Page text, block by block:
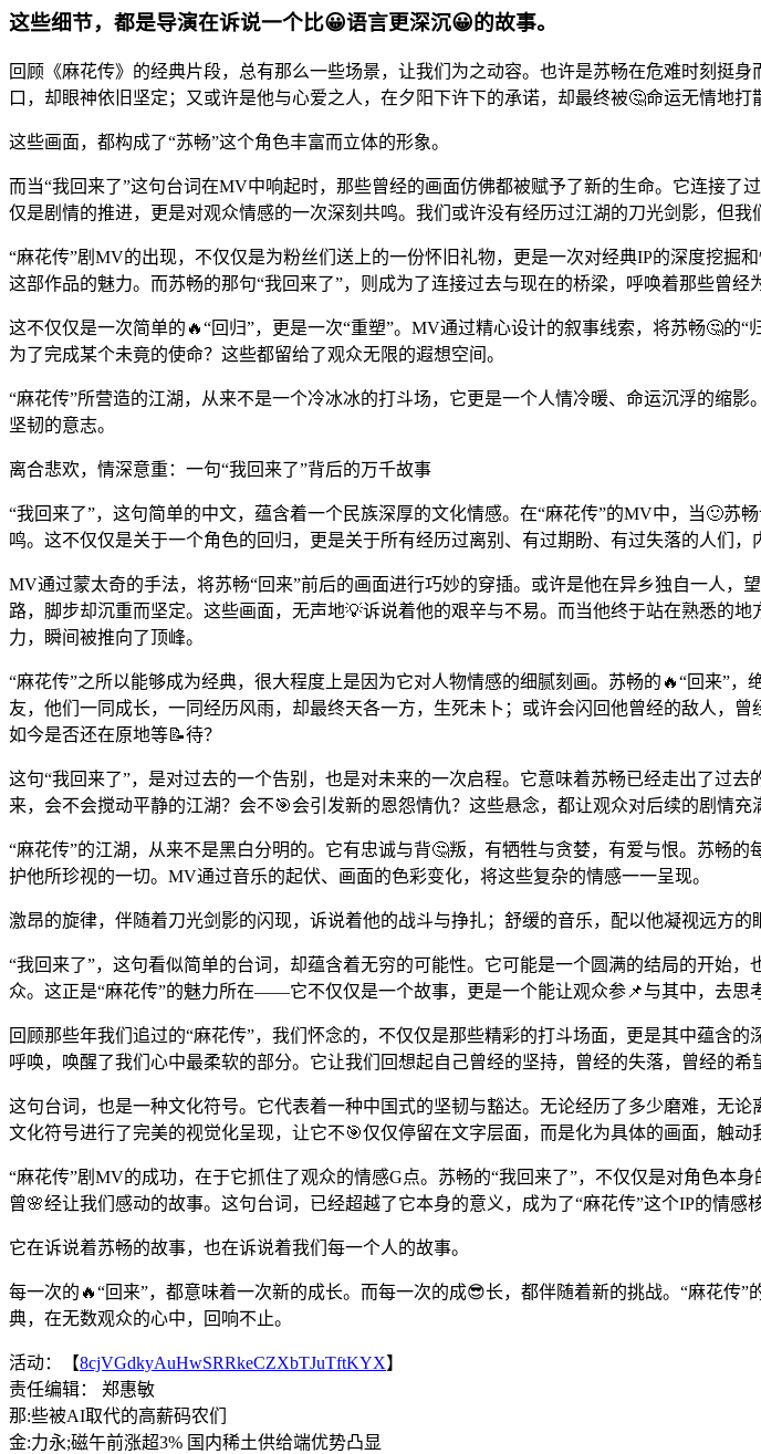
这些细节，都是导演在诉说一个比😀语言更深沉😀的故事。
回顾《麻花传》的经典片段，总有那么一些场景，让我们为之动容。也许是苏畅在危难时刻挺
口，却眼神依旧坚定；又或许是他与心爱之人，在夕阳下许下的承诺，却最终被🤔命运无情地打
这些画面，都构成了“苏畅”这个角色丰富而立体的形象。
而当“我回来了”这句台词在MV中响起时，那些曾经的画面仿佛都被赋予了新的生命。它连接
仅是剧情的推进，更是对观众情感的一次深刻共鸣。我们或许没有经历过江湖的刀光剑影，但
“麻花传”剧MV的出现，不仅仅是为粉丝们送上的一份怀旧礼物，更是一次对经典IP的深度挖
这部作品的魅力。而苏畅的那句“我回来了”，则成为了连接过去与现在的桥梁，呼唤着那些曾经
这不仅仅是一次简单的🔥“回归”，更是一次“重塑”。MV通过精心设计的叙事线索，将苏畅🤔
为了完成某个未竟的使命？这些都留给了观众无限的遐想空间。
“麻花传”所营造的江湖，从来不是一个冷冰冰的打斗场，它更是一个人情冷暖、命运沉浮的缩
坚韧的意志。
离合悲欢，情深意重：一句“我回来了”背后的万千故事
“我回来了”，这句简单的中文，蕴含着一个民族深厚的文化情感。在“麻花传”的MV中，当🙂
鸣。这不仅仅是关于一个角色的回归，更是关于所有经历过离别、有过期盼、有过失落的人们，
MV通过蒙太奇的手法，将苏畅“回来”前后的画面进行巧妙的穿插。或许是他在异乡独自一人
路，脚步却沉重而坚定。这些画面，无声地💡诉说着他的艰辛与不易。而当他终于站在熟悉的
力，瞬间被推向了顶峰。
“麻花传”之所以能够成为经典，很大程度上是因为它对人物情感的细腻刻画。苏畅的🔥“回来”
友，他们一同成长，一同经历风雨，却最终天各一方，生死未卜；或许会闪回他曾经的敌人，
如今是否还在原地等📝待？
这句“我回来了”，是对过去的一个告别，也是对未来的一次启程。它意味着苏畅已经走出了过
来，会不会搅动平静的江湖？会不🎯会引发新的恩怨情仇？这些悬念，都让观众对后续的剧情充
“麻花传”的江湖，从来不是黑白分明的。它有忠诚与背🤔叛，有牺牲与贪婪，有爱与恨。苏畅
护他所珍视的一切。MV通过音乐的起伏、画面的色彩变化，将这些复杂的情感一一呈现。
激昂的旋律，伴随着刀光剑影的闪现，诉说着他的战斗与挣扎；舒缓的音乐，配以他凝视远方的
“我回来了”，这句看似简单的台词，却蕴含着无穷的可能性。它可能是一个圆满的结局的开始
众。这正是“麻花传”的魅力所在——它不仅仅是一个故事，更是一个能让观众参📌与其中，去思
回顾那些年我们追过的“麻花传”，我们怀念的，不仅仅是那些精彩的打斗场面，更是其中蕴含
呼唤，唤醒了我们心中最柔软的部分。它让我们回想起自己曾经的坚持，曾经的失落，曾经的希
这句台词，也是一种文化符号。它代表着一种中国式的坚韧与豁达。无论经历了多少磨难，无
文化符号进行了完美的视觉化呈现，让它不🎯仅仅停留在文字层面，而是化为具体的画面，触动
“麻花传”剧MV的成功，在于它抓住了观众的情感G点。苏畅的“我回来了”，不仅仅是对角色本
曾🌸经让我们感动的故事。这句台词，已经超越了它本身的意义，成为了“麻花传”这个IP的情感核
它在诉说着苏畅的故事，也在诉说着我们每一个人的故事。
每一次的🔥“回来”，都意味着一次新的成长。而每一次的成😎长，都伴随着新的挑战。“麻花传
典，在无数观众的心中，回响不止。
活动：【8cjVGdkyAuHwSRRkeCZXbTJuTftKYX】
责任编辑： 郑惠敏
那:些被AI取代的高薪码农们
金:力永;磁午前涨超3% 国内稀土供给端优势凸显